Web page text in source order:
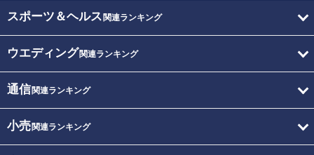
スポーツ＆ヘルス 関連ランキング
ウエディング関連ランキング
通信関連ランキング
小売関連ランキング